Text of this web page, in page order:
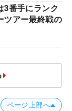
3番手にランク
アー最終戦の
ページ上部へ